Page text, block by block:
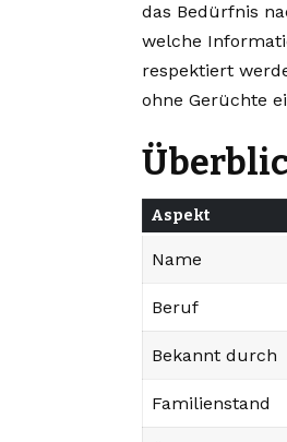
das Bedürfnis
welche
respektiert
ohne Gerüchte
Aspekt
Name
Beruf
Bekannt durch
Familienstand